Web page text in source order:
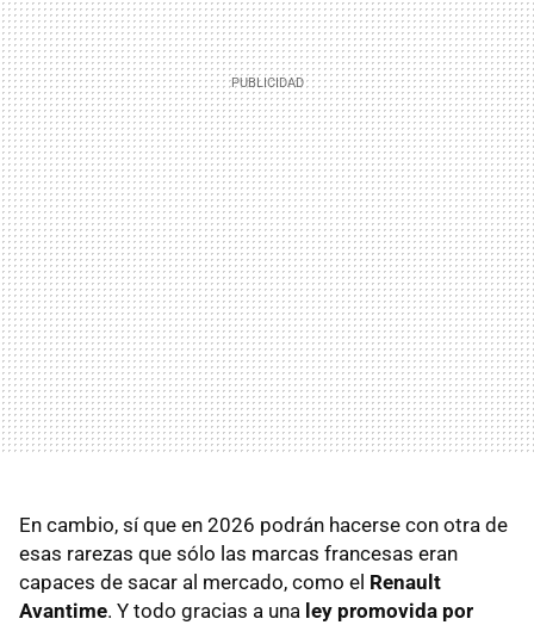
En cambio, sí que en 2026 podrán hacerse con otra de
esas rarezas que sólo las marcas francesas eran
capaces de sacar al mercado, como el Renault
Avantime. Y todo gracias a una ley promovida por